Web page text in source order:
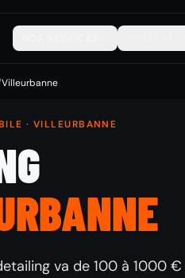
Villeurbanne
· VILLEURBANNE
va de 100 à 1000